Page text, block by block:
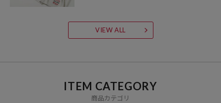
VIEW ALL
ITEM CATEGORY
商品カテゴリ